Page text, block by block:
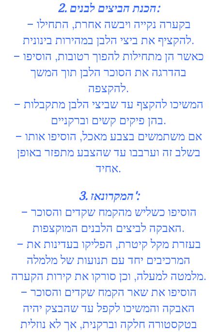
2. הכנת הביצים לבנים:
– בקערה נקייה ויבשה אחרת, התחילו
להקציף את ביצי הלבן במהירות בינונית.
– כאשר הן מתחילות להפוך רטובות, הוסיפו
בהדרגה את הסוכר הלבן תוך המשך
להקצפה.
– המשיכו להקצף עד שביצי הלבן מתקבלות
בהן פיקים קשים וברקניים.
– אם משתמשים בצבע מאכל, הוסיפו אותו
בשלב זה וערבבו עד שהצבע מתפזר באופן
אחיד.
3. המקרונאז':
– הוסיפו כשליש מהקמח שקדים והסוכר
האבקה לביצים הלבנים המוקצפות.
– בעזרת מקל קיטרת, הפליקו בעדינות את
המרכיבים יחד עם תנועות של מלמלה
מלמטה למעלה, וכן סורקו את קירות הקערה.
– הוסיפו את שאר הקמח שקדים והסוכר
האבקה והמשיכו לקפל עד שהבצק יהיה
בטקסטורה חלקה וברקנית, אך לא נוזלית